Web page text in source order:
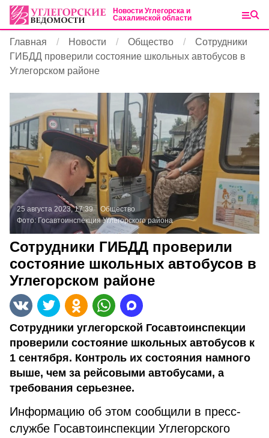
Новости Углегорска и
Сахалинской области
Главная Новости Общество
Сотрудники
ГИБДД проверили состояние школьных автобусов в
Углегорском районе
25 августа 2023, 17:39
Общество
Фото:Госавтоинспекция Углегорского района
Сотрудники ГИБДД проверили
состояние школьных автобусов в
Углегорском районе
Сотрудники углегорской Госавтоинспекции
проверили состояние школьных автобусов к
1 сентября. Контроль их состояния намного
выше, чем за рейсовыми автобусами, а
требования серьезнее.
Информацию об этом сообщили в пресс-
службе Госавтоинспекции Углегорского